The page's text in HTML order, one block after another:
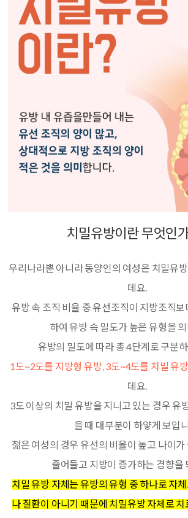
치밀유방이란 무엇인
우리나라뿐 아니라 동양인의 여성은 치밀유
데요.
유방 속 조직 비율 중 유선조직이 지방조직보
하여 유방 속 밀도가 높은 유형을
유방의 밀도에 따라 총 4단계로 구분
1도~2도를 지방형 유방, 3도~4도를 치밀 유
데요.
3도 이상의 치밀 유방을 지니고 있는 경우 유
을 때 대부분이 하얗게 보입
젊은 여성의 경우 유선의 비율이 높고 나이가
줄어들고 지방이 증가하는 경향을
치밀 유방 자체는 유방의 유형 중 하나로 자
나 질환이 아니기 때문에 치밀유방 자체로 치